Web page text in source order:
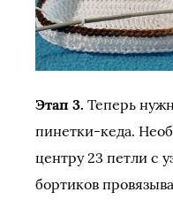
Этап 3. Теперь
пинетки-кеда.
центру 23 петли с
бортиков